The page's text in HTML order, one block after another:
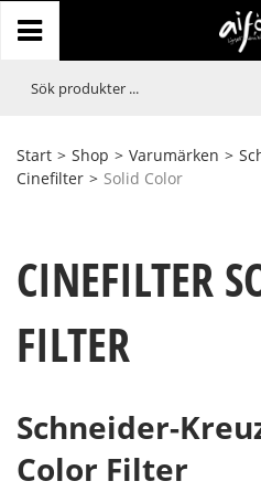
Start > Shop > Varumärken >
Cinefilter > Solid Color
CINEFILTER
FILTER
Schneider-
Color Filter